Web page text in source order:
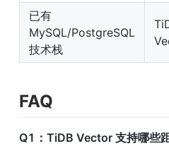
已有
MySQL/PostgreSQL
技术栈
FAQ
Q1：TiDB Vector 支持哪些